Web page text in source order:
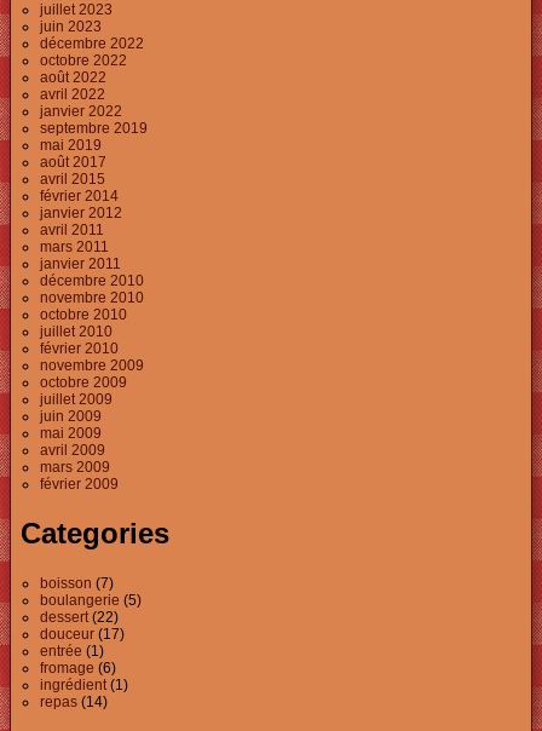
juillet 2023
juin 2023
décembre 2022
octobre 2022
août 2022
avril 2022
janvier 2022
septembre 2019
mai 2019
août 2017
avril 2015
février 2014
janvier 2012
avril 2011
mars 2011
janvier 2011
décembre 2010
novembre 2010
octobre 2010
juillet 2010
février 2010
novembre 2009
octobre 2009
juillet 2009
juin 2009
mai 2009
avril 2009
mars 2009
février 2009
Categories
boisson (7)
boulangerie (5)
dessert(22)
douceur (17)
entrée (1)
fromage (6)
ingrédient(1)
repas (14)